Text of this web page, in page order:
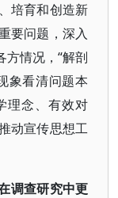
培育和创造新
要问题，深入
方情况，“解剖
象看清问题本
理念、有效对
动宣传思想工
调查研究中更